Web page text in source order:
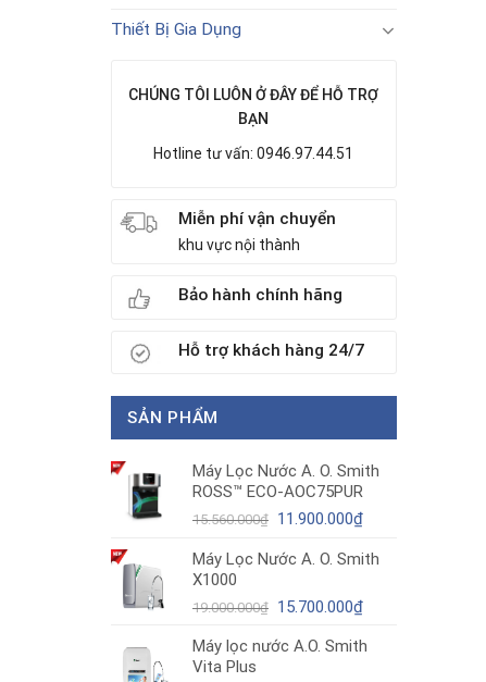
Thiết Bị Gia Dụng
CHÚNG TÔI LUÔN Ở ĐÂY ĐỂ HỖ TRỢ
BẠN
Hotline tư vấn: 0946.97.44.51
Miễn phí vận chuyển
khu vực nội thành
Bảo hành chính hãng
Hỗ trợ khách hàng 24/7
SẢN PHẨM
Máy Lọc Nước A. O. Smith
ROSS™ ECO-AOC75PUR
15.560.000₫ Giá
là:
11.900.000₫Giá
tại
11.900.000₫.
Máy Lọc Nước A. O. Smith
X1000
19.000.000₫ Giá
là:
15.700.000₫Giá
tại
Máy lọc nước A.O. Smith
Vita Plus